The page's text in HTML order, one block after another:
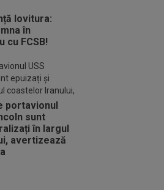
USS
epuizați și
coastelor Iranului,
acestora